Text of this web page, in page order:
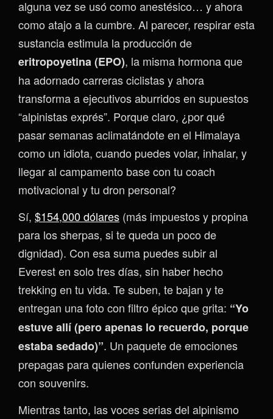
alguna vez se usó como anestésico… y ahora
como atajo a la cumbre. Al parecer, respirar esta
sustancia estimula la producción de
eritropoyetina (EPO), la misma hormona que
ha adornado carreras ciclistas y ahora
transforma a ejecutivos aburridos en supuestos
“alpinistas exprés”. Porque claro, ¿por qué
pasar semanas aclimatándote en el Himalaya
como un idiota, cuando puedes volar, inhalar, y
llegar al campamento base con tu coach
motivacional y tu dron personal?
Sí, $154,000 dólares (más impuestos y propina
para los sherpas, si te queda un poco de
dignidad). Con esa suma puedes subir al
Everest en solo tres días, sin haber hecho
trekking en tu vida. Te suben, te bajan y te
entregan una foto con filtro épico que grita: “Yo
estuve allí (pero apenas lo recuerdo, porque
estaba sedado)”. Un paquete de emociones
prepagas para quienes confunden experiencia
con souvenirs.
Mientras tanto, las voces serias del alpinismo